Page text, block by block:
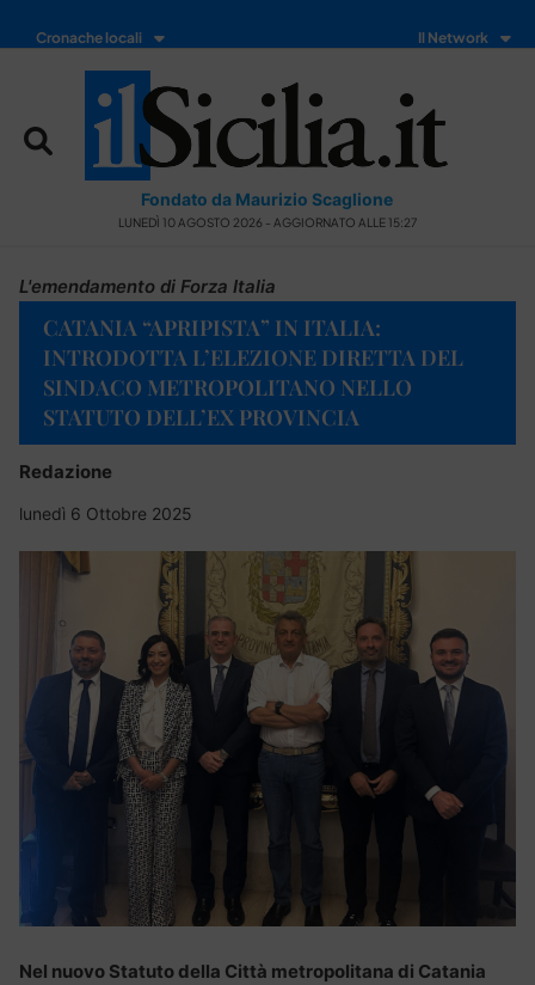
Cronache locali Il Network
Fondato da Maurizio Scaglione
LUNEDÌ 10 AGOSTO 2026 - AGGIORNATO ALLE 15:27
L'emendamento di Forza Italia
CATANIA “APRIPISTA” IN ITALIA:
INTRODOTTA L’ELEZIONE DIRETTA DEL
SINDACO METROPOLITANO NELLO
STATUTO DELL’EX PROVINCIA
Redazione
lunedì 6 Ottobre 2025
Nel nuovo Statuto della Città metropolitana di Catania